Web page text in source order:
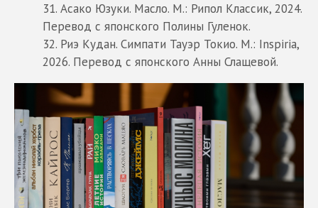
31. Асако Юзуки. Масло. М.: Рипол Классик, 2024.
Перевод с японского Полины Гуленок.
32. Риэ Кудан. Симпати Тауэр Токио. М.: Inspiria,
2026. Перевод с японского Анны Слащевой.